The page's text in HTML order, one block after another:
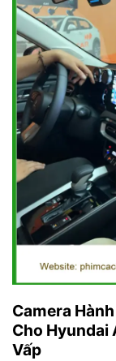
Camera
Cho Hyundai
Vấp